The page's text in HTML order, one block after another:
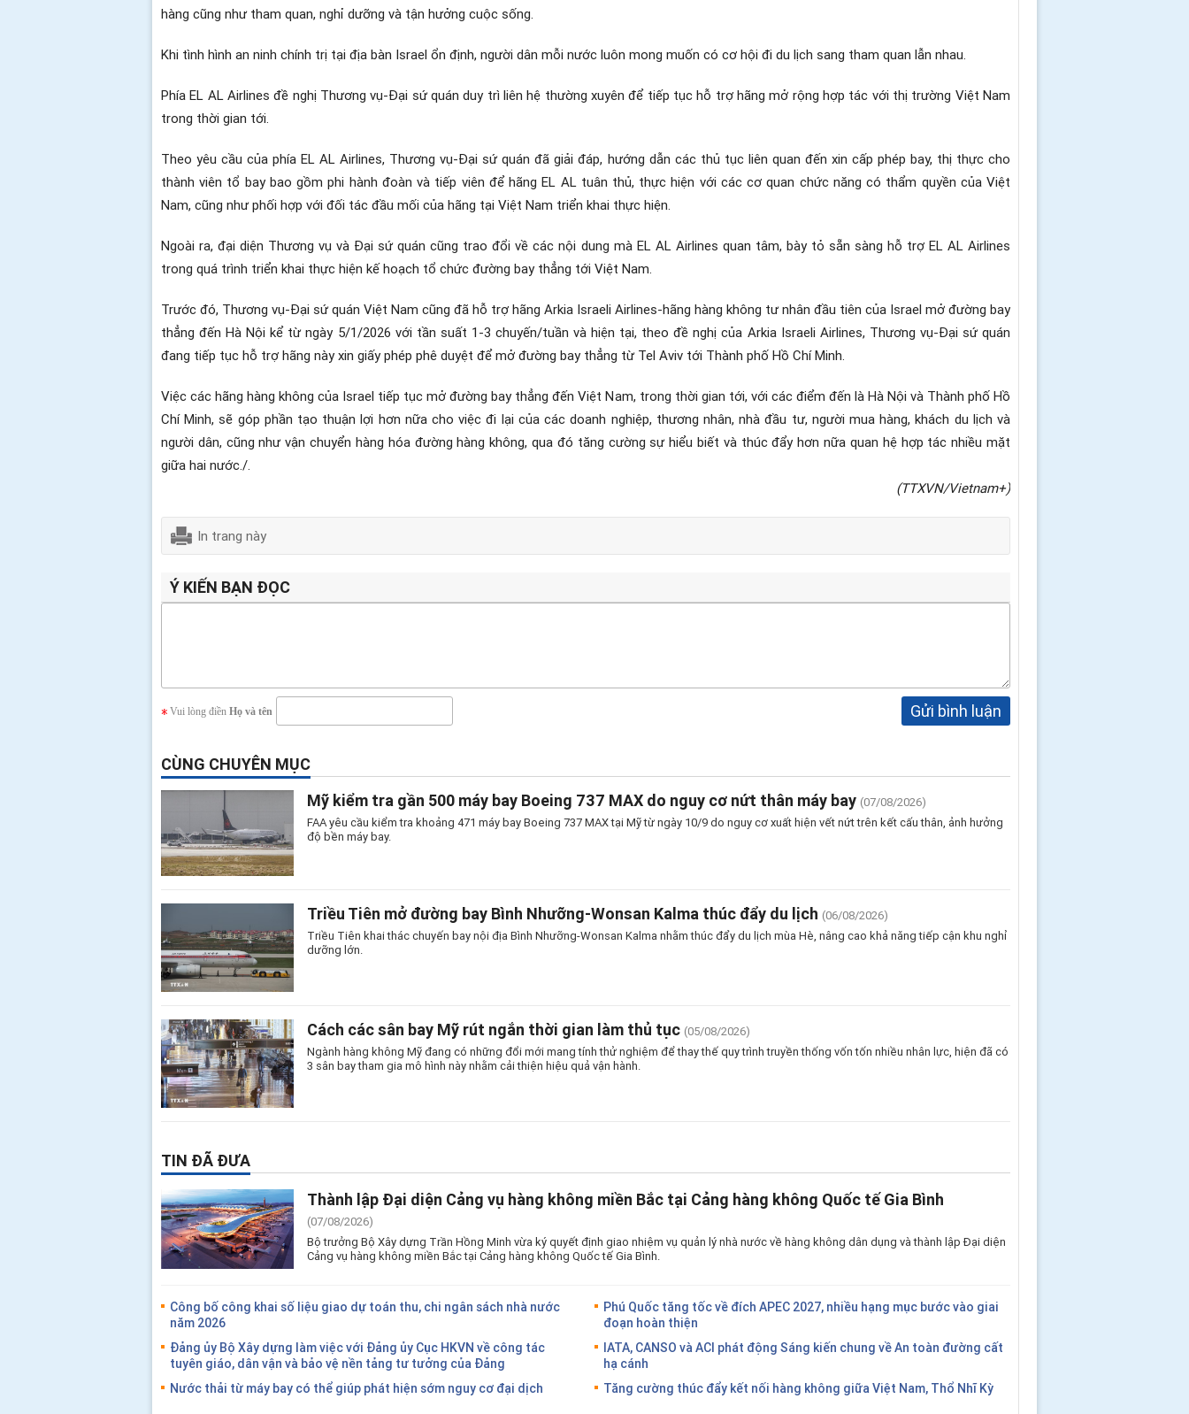
hàng cũng như tham quan, nghỉ dưỡng và tận hưởng cuộc sống.
Khi tình hình an ninh chính trị tại địa bàn Israel ổn định, người dân mỗi nước luôn mong muốn có cơ hội đi du lịch sang tham quan lẫn nhau.
Phía EL AL Airlines đề nghị Thương vụ-Đại sứ quán duy trì liên hệ thường xuyên để tiếp tục hỗ trợ hãng mở rộng hợp tác với thị trường Việt Nam
trong thời gian tới.
Theo yêu cầu của phía EL AL Airlines, Thương vụ-Đại sứ quán đã giải đáp, hướng dẫn các thủ tục liên quan đến xin cấp phép bay, thị thực cho
thành viên tổ bay bao gồm phi hành đoàn và tiếp viên để hãng EL AL tuân thủ, thực hiện với các cơ quan chức năng có thẩm quyền của Việt
Nam, cũng như phối hợp với đối tác đầu mối của hãng tại Việt Nam triển khai thực hiện.
Ngoài ra, đại diện Thương vụ và Đại sứ quán cũng trao đổi về các nội dung mà EL AL Airlines quan tâm, bày tỏ sẵn sàng hỗ trợ EL AL Airlines
trong quá trình triển khai thực hiện kế hoạch tổ chức đường bay thẳng tới Việt Nam.
Trước đó, Thương vụ-Đại sứ quán Việt Nam cũng đã hỗ trợ hãng Arkia Israeli Airlines-hãng hàng không tư nhân đầu tiên của Israel mở đường bay
thẳng đến Hà Nội kể từ ngày 5/1/2026 với tần suất 1-3 chuyến/tuần và hiện tại, theo đề nghị của Arkia Israeli Airlines, Thương vụ-Đại sứ quán
đang tiếp tục hỗ trợ hãng này xin giấy phép phê duyệt để mở đường bay thẳng từ Tel Aviv tới Thành phố Hồ Chí Minh.
Việc các hãng hàng không của Israel tiếp tục mở đường bay thẳng đến Việt Nam, trong thời gian tới, với các điểm đến là Hà Nội và Thành phố Hồ
Chí Minh, sẽ góp phần tạo thuận lợi hơn nữa cho việc đi lại của các doanh nghiệp, thương nhân, nhà đầu tư, người mua hàng, khách du lịch và
người dân, cũng như vận chuyển hàng hóa đường hàng không, qua đó tăng cường sự hiểu biết và thúc đẩy hơn nữa quan hệ hợp tác nhiều mặt
giữa hai nước./.
(TTXVN/Vietnam+)
In trang này
Ý KIẾN BẠN ĐỌC
Vui lòng điền Họ và tên Gửi bình luận
CÙNG CHUYÊN MỤC
Mỹ kiểm tra gần 500 máy bay Boeing 737 MAX do nguy cơ nứt thân máy bay (07/08/2026)
FAA yêu cầu kiểm tra khoảng 471 máy bay Boeing 737 MAX tại Mỹ từ ngày 10/9 do nguy cơ xuất hiện vết nứt trên kết cấu thân, ảnh hưởng
độ bền máy bay.
Triều Tiên mở đường bay Bình Nhưỡng-Wonsan Kalma thúc đẩy du lịch (06/08/2026)
Triều Tiên khai thác chuyến bay nội địa Bình Nhưỡng-Wonsan Kalma nhằm thúc đẩy du lịch mùa Hè, nâng cao khả năng tiếp cận khu nghỉ
dưỡng lớn.
Cách các sân bay Mỹ rút ngắn thời gian làm thủ tục (05/08/2026)
Ngành hàng không Mỹ đang có những đổi mới mang tính thử nghiệm để thay thế quy trình truyền thống vốn tốn nhiều nhân lực, hiện đã có
3 sân bay tham gia mô hình này nhằm cải thiện hiệu quả vận hành.
TIN ĐÃ ĐƯA
Thành lập Đại diện Cảng vụ hàng không miền Bắc tại Cảng hàng không Quốc tế Gia Bình
(07/08/2026)
Bộ trưởng Bộ Xây dựng Trần Hồng Minh vừa ký quyết định giao nhiệm vụ quản lý nhà nước về hàng không dân dụng và thành lập Đại diện
Cảng vụ hàng không miền Bắc tại Cảng hàng không Quốc tế Gia Bình.
Công bố công khai số liệu giao dự toán thu, chi ngân sách nhà nước
năm 2026
Đảng ủy Bộ Xây dựng làm việc với Đảng ủy Cục HKVN về công tác
tuyên giáo, dân vận và bảo vệ nền tảng tư tưởng của Đảng
Nước thải từ máy bay có thể giúp phát hiện sớm nguy cơ đại dịch
Phú Quốc tăng tốc về đích APEC 2027, nhiều hạng mục bước vào giai
đoạn hoàn thiện
IATA, CANSO và ACI phát động Sáng kiến chung về An toàn đường cất
hạ cánh
Tăng cường thúc đẩy kết nối hàng không giữa Việt Nam, Thổ Nhĩ Kỳ